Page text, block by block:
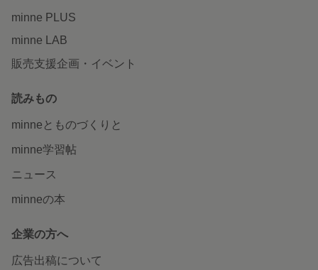
minne PLUS
minne LAB
販売支援企画・イベント
読みもの
minneとものづくりと
minne学習帖
ニュース
minneの本
企業の方へ
広告出稿について